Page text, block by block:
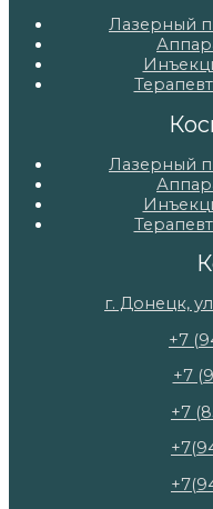
Лазерный
Лазерный
г. Донецк,
+7
+7
+7